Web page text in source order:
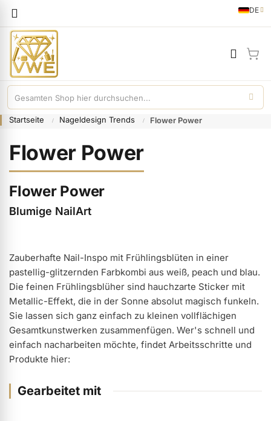
Sprache
DE
German
Weihnachtsmarkt anzeigen
Gel anzeigen
Startseite Nageldesign Trends Flower Power
Flower Power
Flower Power
Blumige NailArt
Zauberhafte Nail-Inspo mit Frühlingsblüten in einer
pastellig-glitzernden Farbkombi aus weiß, peach und blau.
Die feinen Frühlingsblüher sind hauchzarte Sticker mit
Metallic-Effekt, die in der Sonne absolut magisch funkeln.
Sie lassen sich ganz einfach zu kleinen vollflächigen
Gesamtkunstwerken zusammenfügen. Wer's schnell und
einfach nacharbeiten möchte, findet Arbeitsschritte und
Produkte hier:
Gearbeitet mit